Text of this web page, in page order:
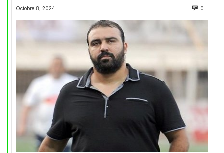
Octobre 8, 2024 0